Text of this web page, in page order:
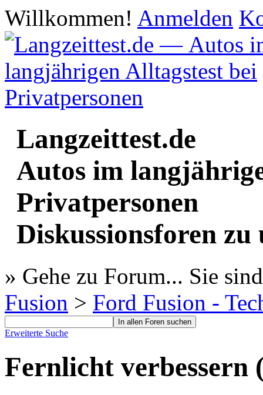
Willkommen! Anmelden
Langzeittest.de
Autos im
Privatpersonen
Diskussionsforen zu
» Gehe zu Forum... Sie
Fusion > Ford Fusion -
Erweiterte Suche
Fernlicht verbessern